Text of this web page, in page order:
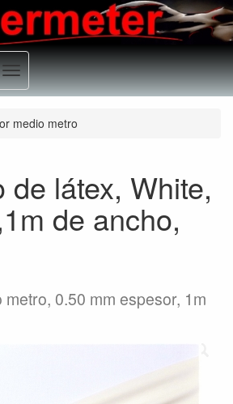
Menu
medio metro
de látex, White,
de ancho,
0.50 mm espesor, 1m